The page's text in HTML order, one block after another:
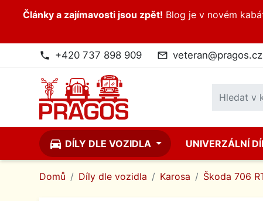
Články a zajímavosti jsou zpět! Blog je v novém
phone +420 737 898 909 mail_outline veteran@pragos.cz
directions_car DÍLY DLE VOZIDLA UNIVERZÁLNÍ
Domů Díly dle vozidla Karosa Škoda 706